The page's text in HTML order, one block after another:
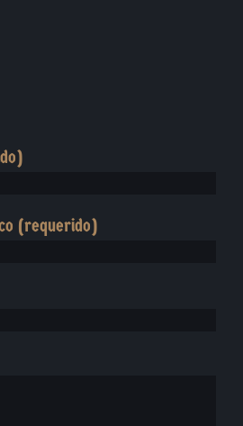
(requerido)